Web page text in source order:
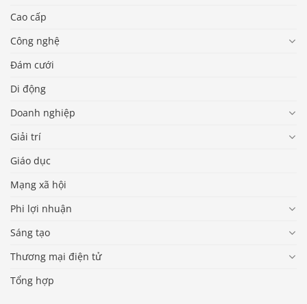
Cao cấp
Công nghệ
Đám cưới
Di động
Doanh nghiệp
Giải trí
Giáo dục
Mạng xã hội
Phi lợi nhuận
Sáng tạo
Thương mại điện tử
Tổng hợp